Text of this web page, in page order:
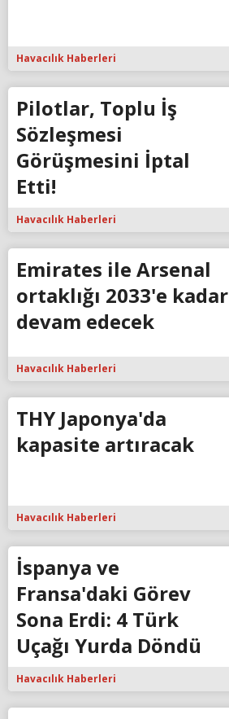
Havacılık Haberleri
Pilotlar, Toplu İş
Sözleşmesi
Görüşmesini İptal
Etti!
Havacılık Haberleri
Emirates ile Arsenal
ortaklığı 2033'e kadar
devam edecek
Havacılık Haberleri
THY Japonya'da
kapasite artıracak
Havacılık Haberleri
İspanya ve
Fransa'daki Görev
Sona Erdi: 4 Türk
Uçağı Yurda Döndü
Havacılık Haberleri